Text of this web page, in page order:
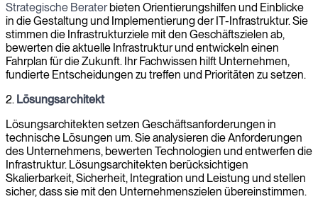
Strategische Beraterbieten Orientierungshilfen und Einblicke
in die Gestaltung und Implementierung der IT-Infrastruktur. Sie
stimmen die Infrastrukturziele mit den Geschäftszielen ab,
bewerten die aktuelle Infrastruktur und entwickeln einen
Fahrplan für die Zukunft. Ihr Fachwissen hilft Unternehmen,
fundierte Entscheidungen zu treffen und Prioritäten zu setzen.
2. Lösungsarchitekt
Lösungsarchitekten setzen Geschäftsanforderungen in
technische Lösungen um. Sie analysieren die Anforderungen
des Unternehmens, bewerten Technologien und entwerfen die
Infrastruktur. Lösungsarchitekten berücksichtigen
Skalierbarkeit, Sicherheit, Integration und Leistung und stellen
sicher, dass sie mit den Unternehmenszielen übereinstimmen.